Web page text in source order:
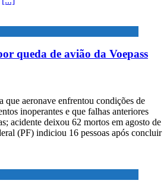
queda de avião da Voepass
que aeronave enfrentou condições de
inoperantes e que falhas anteriores
acidente deixou 62 mortos em agosto de
(PF) indiciou 16 pessoas após concluir